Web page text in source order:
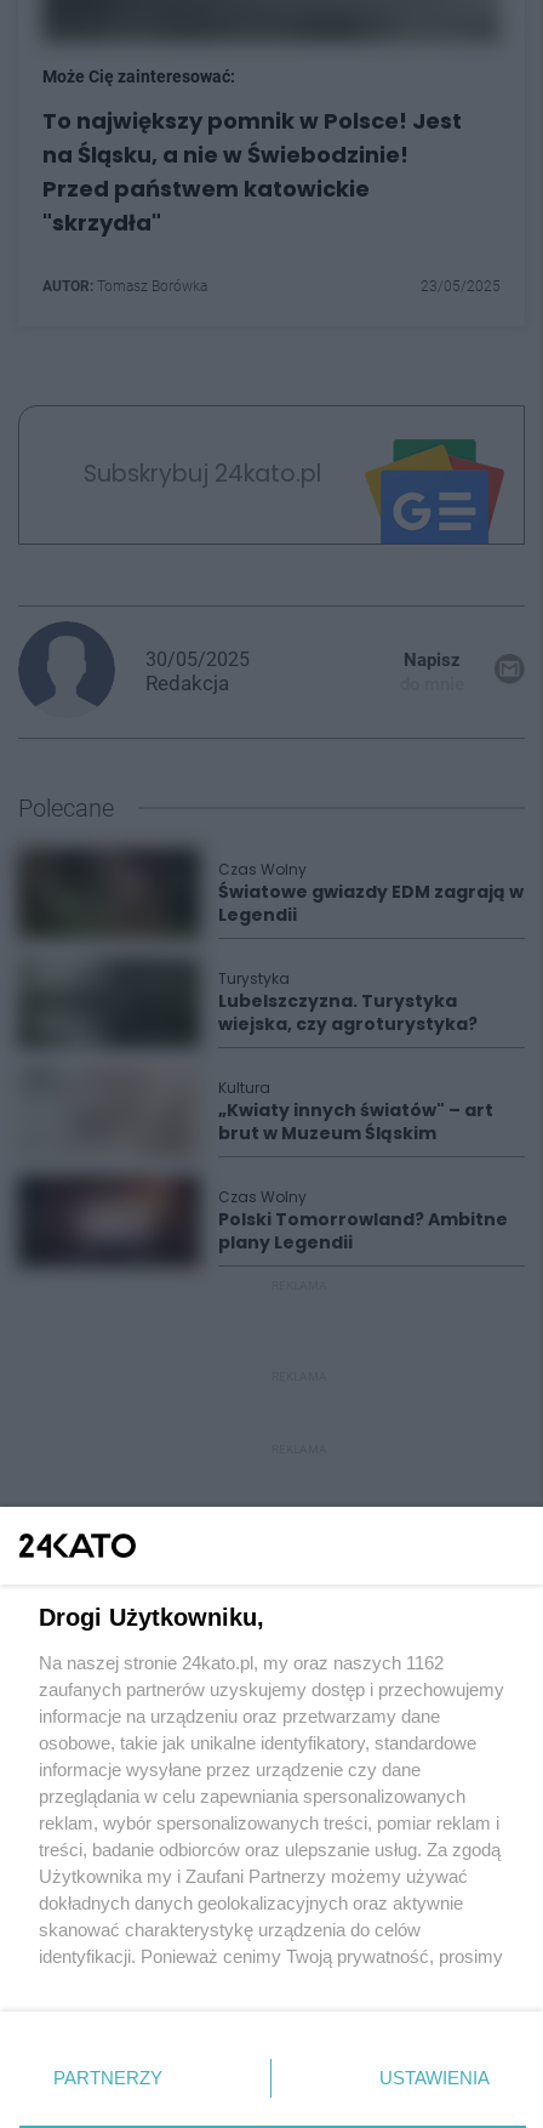
Może Cię zainteresować:
To największy pomnik w Polsce! Jest
na Śląsku, a nie w Świebodzinie!
Przed państwem katowickie
"skrzydła"
AUTOR: Tomasz Borówka 23/05/2025
Subskrybuj 24kato.pl
30/05/2025
Redakcja
Napisz
Polecane
Czas Wolny
Światowe gwiazdy EDM zagrają w
Legendii
Turystyka
Lubelszczyzna. Turystyka
wiejska, czy agroturystyka?
Kultura
„Kwiaty innych światów" – art
brut w Muzeum Śląskim
Czas Wolny
Polski Tomorrowland? Ambitne
plany Legendii
Wydawca mediów lokalnych
Nie zapomnij
zapoznać się z:
polityką prywatności regulamin korzystania z portali
Twojemiasto
Piekary Śląskie
Chorzów
Tarnowskie Góry
Gliwice
Skontakuj sięz nami
Kontakt
Wydawca
Redakcja
Drogi Użytkowniku,
Na naszej stronie 24kato.pl, my oraz naszych 1162
zaufanych partnerów uzyskujemy dostęp i przechowujemy
informacje na urządzeniu oraz przetwarzamy dane
osobowe, takie jak unikalne identyfikatory, standardowe
informacje wysyłane przez urządzenie czy dane
przeglądania w celu zapewniania spersonalizowanych
reklam, wybór spersonalizowanych treści, pomiar reklam i
treści, badanie odbiorców oraz ulepszanie usług. Za zgodą
Użytkownika my i Zaufani Partnerzy możemy używać
dokładnych danych geolokalizacyjnych oraz aktywnie
skanować charakterystykę urządzenia do celów
identyfikacji. Ponieważ cenimy Twoją prywatność, prosimy
prywatności znajdujący się w lewym dolnym rogu strony
. Niektóre rodzaje przetwarzania danych nie wymagają
zgody użytkownika, ale masz prawo sprzeciwić się
PARTNERZY USTAWIENIA